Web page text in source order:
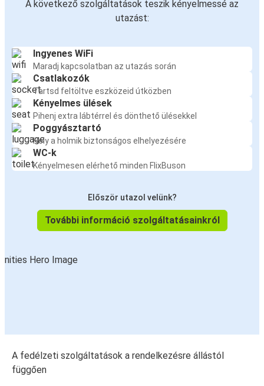
A következő szolgáltatások teszik kényelmessé az
utazást:
Ingyenes WiFi
Maradj kapcsolatban az utazás során
Csatlakozók
Tartsd feltöltve eszközeid útközben
Kényelmes ülések
Pihenj extra lábtérrel és dönthető ülésekkel
Poggyásztartó
Hely a holmik biztonságos elhelyezésére
WC-k
Kényelmesen elérhető minden FlixBuson
Először utazol velünk?
További információ szolgáltatásainkról
A fedélzeti szolgáltatások a rendelkezésre állástól
függően